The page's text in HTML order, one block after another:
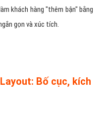
khách hàng "thêm bận" bằng
gọn và xúc tích.
Bố cục, kích